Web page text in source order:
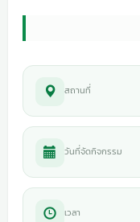
สถานที่
วันที่จัดกิจกรรม
เวลา